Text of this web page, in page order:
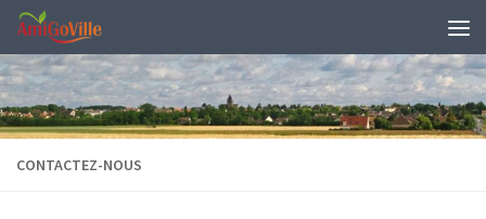
Skip to content
CONTACTEZ-NOUS